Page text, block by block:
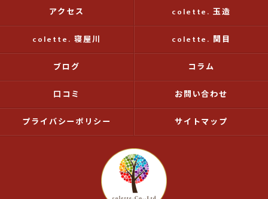
アクセス colette. 玉造
colette. 寝屋川 colette. 関目
ブログ コラム
口コミ お問い合わせ
プライバシーポリシー サイトマップ